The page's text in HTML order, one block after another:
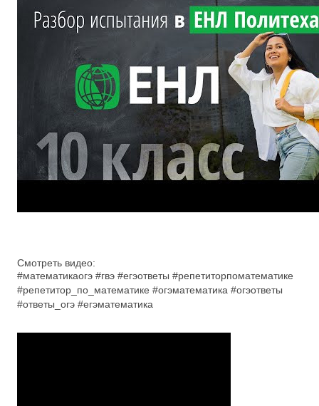
Смотреть видео:
#математикаогэ #гвэ #егэответы #репетиторпоматематике
#репетитор_по_математике #огэматематика #огэответы
#ответы_огэ #егэматематика